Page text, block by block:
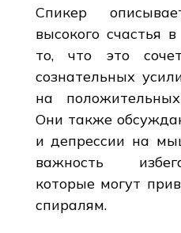
Спикер
высокого счастья
то, что это
сознательных
на
Они также
и депрессии на
важность
которые могут
спиралям.